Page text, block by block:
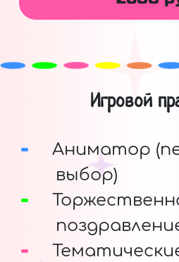
Игровой
Аниматор
выбор)